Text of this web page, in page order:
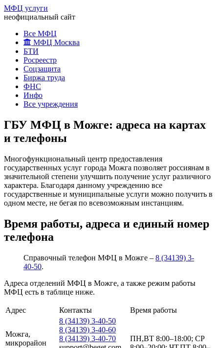
МФЦ услуги
неофициальный сайт
Все МФЦ
МФЦ Москва
БТИ
Росреестр
Соцзащита
Биржа труда
ФНС
Инфо
Все учреждения
ГБУ МФЦ в Можге: адреса на картах
и телефоны
Многофункциональный центр предоставления
государственных услуг города Можга позволяет россиянам в
значительной степени улучшить получение услуг различного
характера. Благодаря данному учреждению все
государственные и муниципальные услуги можно получить в
одном месте, не бегая по всевозможным инстанциям.
Время работы, адреса и единый номер
телефона
Справочный телефон МФЦ в Можге – 8 (34139) 3-
40-50.
Адреса отделений МФЦ в Можге, а также режим работы
МФЦ есть в таблице ниже.
Адрес Контакты Время работы
Можга,
микрорайон
8 (34139) 3-40-50
8 (34139) 3-40-60
8 (34139) 3-40-70
ПН,ВТ 8:00–18:00; СР